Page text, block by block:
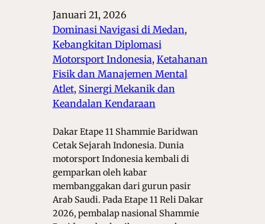
Januari 21, 2026
Dominasi Navigasi di Medan ,
Kebangkitan Diplomasi
Motorsport Indonesia, Ketahanan
Fisik dan Manajemen Mental
Atlet, Sinergi Mekanik dan
Keandalan Kendaraan
Dakar Etape 11 Shammie Baridwan
Cetak Sejarah Indonesia. Dunia
motorsport Indonesia kembali di
gemparkan oleh kabar
membanggakan dari gurun pasir
Arab Saudi. Pada Etape 11 Reli Dakar
2026, pembalap nasional Shammie